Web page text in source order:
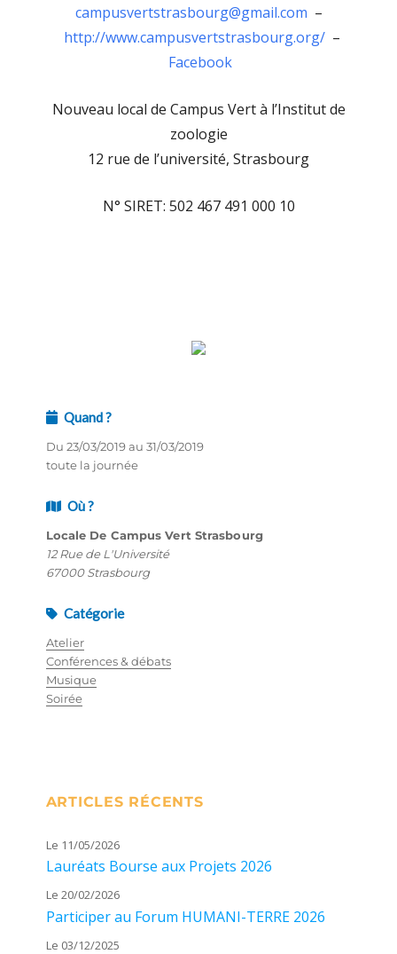
campusvertstrasbourg@gmail.com –
http://www.campusvertstrasbourg.org/ –
Facebook
Nouveau local de Campus Vert à l’Institut de
zoologie
12 rue de l’université, Strasbourg
N° SIRET: 502 467 491 000 10
Quand ?
Du 23/03/2019 au 31/03/2019
toute la journée
Où ?
Locale De Campus Vert Strasbourg
12 Rue de L'Université
67000 Strasbourg
Catégorie
Atelier
Conférences & débats
Musique
Soirée
ARTICLES RÉCENTS
Le 11/05/2026
Lauréats Bourse aux Projets 2026
Le 20/02/2026
Participer au Forum HUMANI-TERRE 2026
Le 03/12/2025